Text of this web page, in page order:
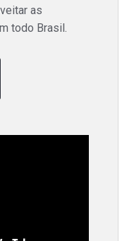
as
todo Brasil.